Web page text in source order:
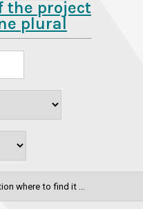
the project
plural